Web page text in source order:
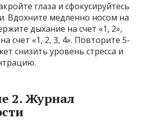
глаза и сфокусируйтесь
Вдохните медленно носом на
дыхание на счет «1, 2»,
счет «1, 2, 3, 4». Повторите 5-
снизить уровень стресса и
2. Журнал